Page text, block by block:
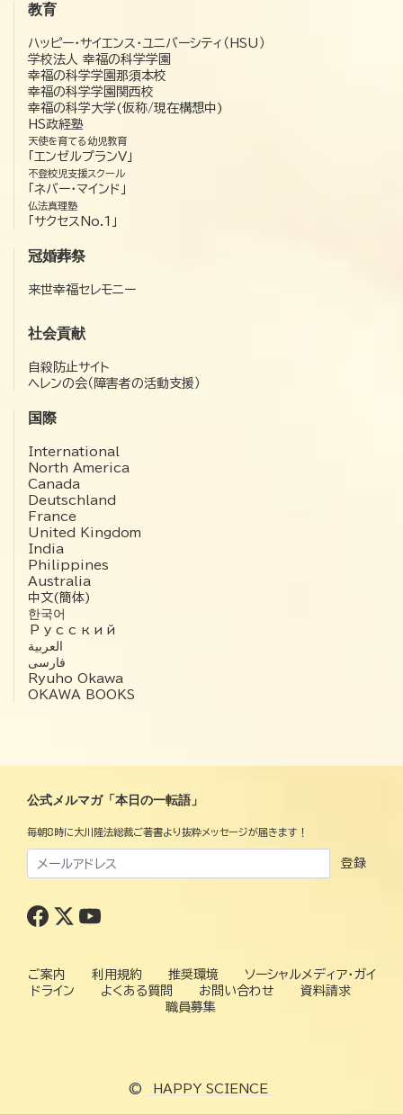
教育
ハッピー・サイエンス・ユニバーシティ（HSU）
学校法人 幸福の科学学園
幸福の科学学園那須本校
幸福の科学学園関西校
幸福の科学大学(仮称/現在構想中)
HS政経塾
天使を育てる幼児教育
「エンゼルプランV」
不登校児支援スクール
「ネバー・マインド」
仏法真理塾
「サクセスNo.1」
冠婚葬祭
来世幸福セレモニー
社会貢献
自殺防止サイト
ヘレンの会（障害者の活動支援）
国際
International
North America
Canada
Deutschland
France
United Kingdom
India
Philippines
Australia
中文(簡体)
한국어
Русский
العربية‏
فارسی
Ryuho Okawa
OKAWA BOOKS
公式メルマガ「本日の一転語」
毎朝8時に大川隆法総裁ご著書より抜粋メッセージが届きます！
登録
ご案内 利用規約 推奨環境
ソーシャルメディア・ガイ
ドライン
よくある質問 お問い合わせ
資料請求
職員募集
© HAPPY SCIENCE